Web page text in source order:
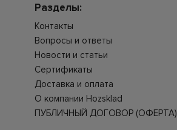
Разделы:
Контакты
Вопросы и ответы
Новости и статьи
Сертификаты
Доставка и оплата
О компании Hozsklad
ПУБЛИЧНЫЙ ДОГОВОР (ОФЕРТА)